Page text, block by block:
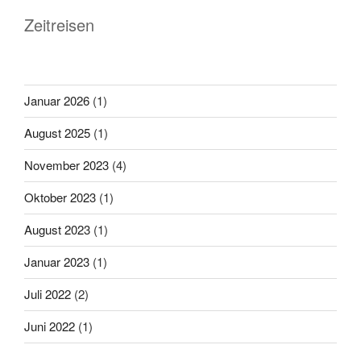
Zeitreisen
Januar 2026 (1)
August 2025 (1)
November 2023 (4)
Oktober 2023 (1)
August 2023 (1)
Januar 2023 (1)
Juli 2022 (2)
Juni 2022 (1)